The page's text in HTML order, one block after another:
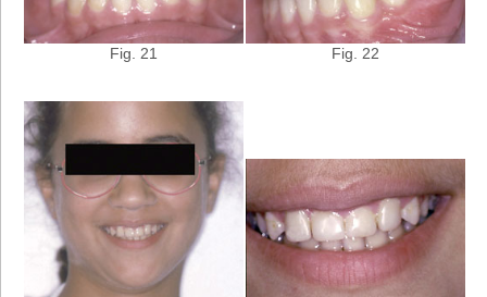
Fig. 21 Fig. 22